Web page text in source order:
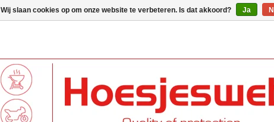
Wij slaan cookies op om onze website te verbeteren. Is dat akkoord? Ja